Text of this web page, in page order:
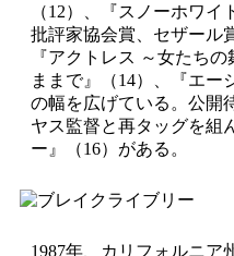
（12）、『スノーホワ
批評家協会賞、セザール
『アクトレス ～女たち
ままで』（14）、『エー
の幅を広げている。公開
ヤス監督と再タッグを組
ー』（16）がある。
1987年、カリフォルニア